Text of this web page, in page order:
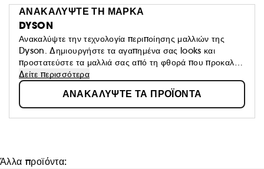
ΑΝΑΚΑΛΥΨΤΕ ΤΗ ΜΑΡΚΑ
DYSON
Ανακαλύψτε την τεχνολογία περιποίησης μαλλιών της
Dyson. Δημιουργήστε τα αγαπημένα σας looks και
προστατεύστε τα μαλλιά σας από τη φθορά που προκαλεί
η υπερβολική θερμότητα. Με καλύτερο έλεγχο και
λιγότερη εξάρτηση από τη θερμότητα.
Δείτε περισσότερα
ΑΝΑΚΑΛΥΨΤΕ ΤΑ ΠΡΟΪΟΝΤΑ
Άλλα προϊόντα: